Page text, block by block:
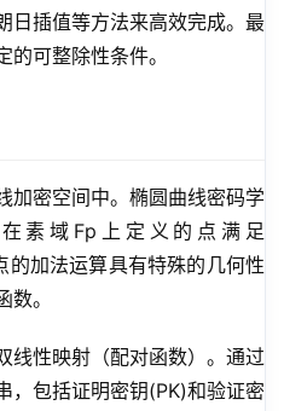
日插值等方法来高效完成。最
可整除性条件。
加密空间中。椭圆曲线密码学
素域Fp上定义的点满足
加法运算具有特殊的几何性
。
线性映射（配对函数）。通过
，包括证明密钥(PK)和验证密